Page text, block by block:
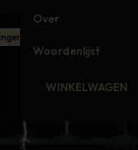
Over
Woordenlijst
WINKELWAGEN